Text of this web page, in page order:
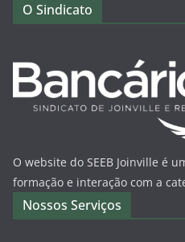
O Sindicato
O website do SEEB Joinville é
formação e interação com a
Nossos Serviços